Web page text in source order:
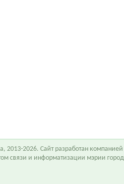
2013-2026. Сайт разработан компанией
связи и информатизации мэрии